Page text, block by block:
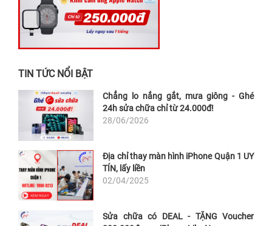
TIN TỨC NỔI BẬT
Chẳng lo nắng gắt, mưa giông - Ghé
24h sửa chữa chỉ từ 24.000đ!
28/06/2026
Địa chỉ thay màn hình iPhone Quận 1 UY
TÍN, lấy liền
02/04/2025
Sửa chữa có DEAL - TẶNG Voucher